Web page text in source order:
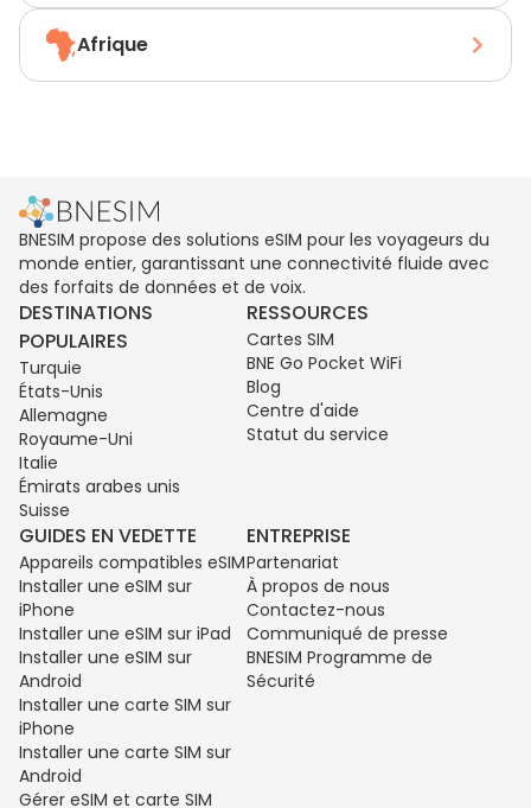
Afrique
BNESIM propose des solutions eSIM pour les voyageurs du
monde entier, garantissant une connectivité fluide avec
des forfaits de données et de voix.
DESTINATIONS
POPULAIRES
Turquie
États-Unis
Allemagne
Royaume-Uni
Italie
Émirats arabes unis
Suisse
RESSOURCES
Cartes SIM
BNE Go Pocket WiFi
Blog
Centre d'aide
Statut du service
GUIDES EN VEDETTE
Appareils compatibles eSIM
Installer une eSIM sur
iPhone
Installer une eSIM sur iPad
Installer une eSIM sur
Android
Installer une carte SIM sur
iPhone
Installer une carte SIM sur
Android
Gérer eSIM et carte SIM
ENTREPRISE
Partenariat
À propos de nous
Contactez-nous
Communiqué de presse
BNESIM Programme de
Sécurité